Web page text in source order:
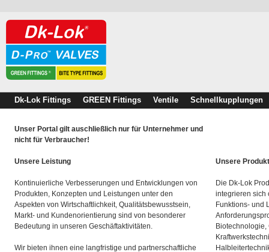
Dk-Lok Fittings GREEN Fittings Ventile Schnellkupplungen
Unser Portal gilt auschließlich nur für Unternehmer und
nicht für Verbraucher!
Unsere Leistung
Kontinuierliche Verbesserungen und Entwicklungen von
Produkten, Konzepten und Leistungen unter den
Aspekten von Wirtschaftlichkeit, Qualitätsbewusstsein,
Markt- und Kundenorientierung sind von besonderer
Bedeutung in unseren Geschäftaktivitäten.
Wir bieten ihnen eine langfristige und partnerschaftliche
Unsere
Die Dk-Lok
integrieren sich
Funktions- und